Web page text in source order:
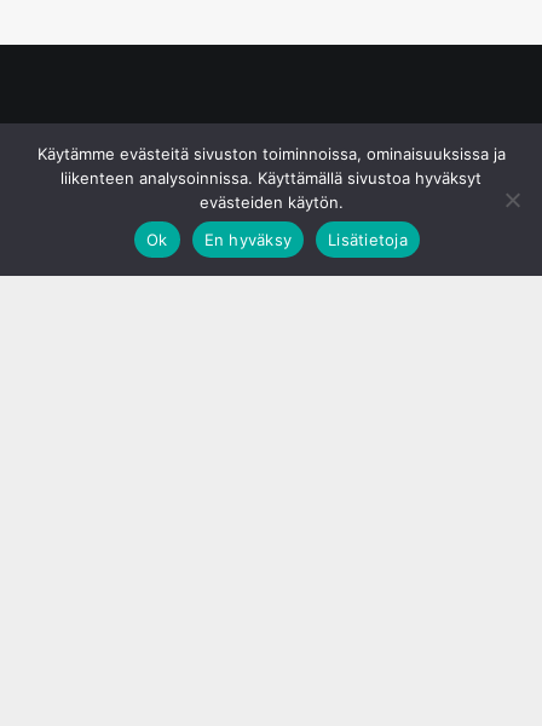
Käytämme evästeitä sivuston toiminnoissa, ominaisuuksissa ja
liikenteen analysoinnissa. Käyttämällä sivustoa hyväksyt
evästeiden käytön.
Ok
En hyväksy Lisätietoja